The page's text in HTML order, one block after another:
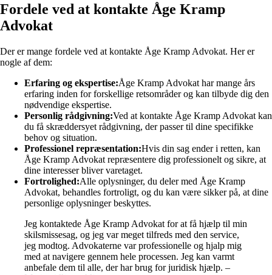
Fordele ved at kontakte Åge Kramp
Advokat
Der er mange fordele ved at kontakte Åge Kramp Advokat. Her er
nogle af dem:
Erfaring og ekspertise:Åge Kramp Advokat har mange års
erfaring inden for forskellige retsområder og kan tilbyde dig den
nødvendige ekspertise.
Personlig rådgivning:Ved at kontakte Åge Kramp Advokat kan
du få skræddersyet rådgivning, der passer til dine specifikke
behov og situation.
Professionel repræsentation:Hvis din sag ender i retten, kan
Åge Kramp Advokat repræsentere dig professionelt og sikre, at
dine interesser bliver varetaget.
Fortrolighed:Alle oplysninger, du deler med Åge Kramp
Advokat, behandles fortroligt, og du kan være sikker på, at dine
personlige oplysninger beskyttes.
Jeg kontaktede Åge Kramp Advokat for at få hjælp til min
skilsmissesag, og jeg var meget tilfreds med den service,
jeg modtog. Advokaterne var professionelle og hjalp mig
med at navigere gennem hele processen. Jeg kan varmt
anbefale dem til alle, der har brug for juridisk hjælp. –